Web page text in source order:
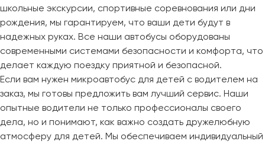
школьные экскурсии, спортивные соревнования или дни
рождения, мы гарантируем, что ваши дети будут в
надежных руках. Все наши автобусы оборудованы
современными системами безопасности и комфорта, что
делает каждую поездку приятной и безопасной.
Если вам нужен микроавтобус для детей с водителем на
заказ, мы готовы предложить вам лучший сервис. Наши
опытные водители не только профессионалы своего
дела, но и понимают, как важно создать дружелюбную
атмосферу для детей. Мы обеспечиваем индивидуальный